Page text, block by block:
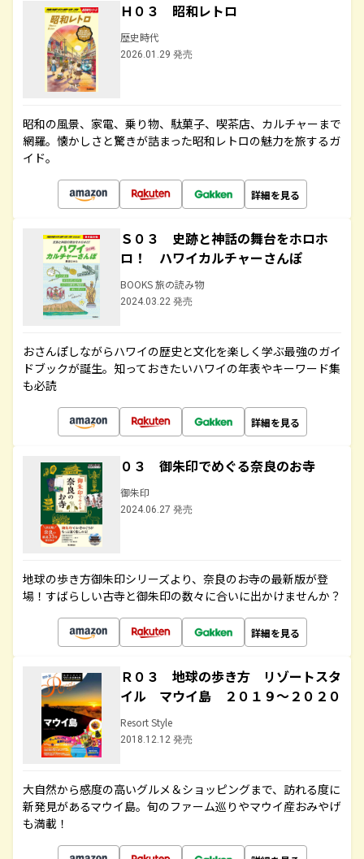
Ｈ０３ 昭和レトロ
歴史時代
2026.01.29 発売
昭和の風景、家電、乗り物、駄菓子、喫茶店、カルチャーまで
網羅。懐かしさと驚きが詰まった昭和レトロの魅力を旅するガ
イド。
詳細を見る
Ｓ０３ 史跡と神話の舞台をホロホ
ロ！ ハワイカルチャーさんぽ
BOOKS 旅の読み物
2024.03.22 発売
おさんぽしながらハワイの歴史と文化を楽しく学ぶ最強のガイ
ドブックが誕生。知っておきたいハワイの年表やキーワード集
も必読
詳細を見る
０３ 御朱印でめぐる奈良のお寺
御朱印
2024.06.27 発売
地球の歩き方御朱印シリーズより、奈良のお寺の最新版が登
場！すばらしい古寺と御朱印の数々に合いに出かけませんか？
詳細を見る
Ｒ０３ 地球の歩き方 リゾートスタ
イル マウイ島 ２０１９～２０２０
Resort Style
2018.12.12 発売
大自然から感度の高いグルメ＆ショッピングまで、訪れる度に
新発見があるマウイ島。旬のファーム巡りやマウイ産おみやげ
も満載！